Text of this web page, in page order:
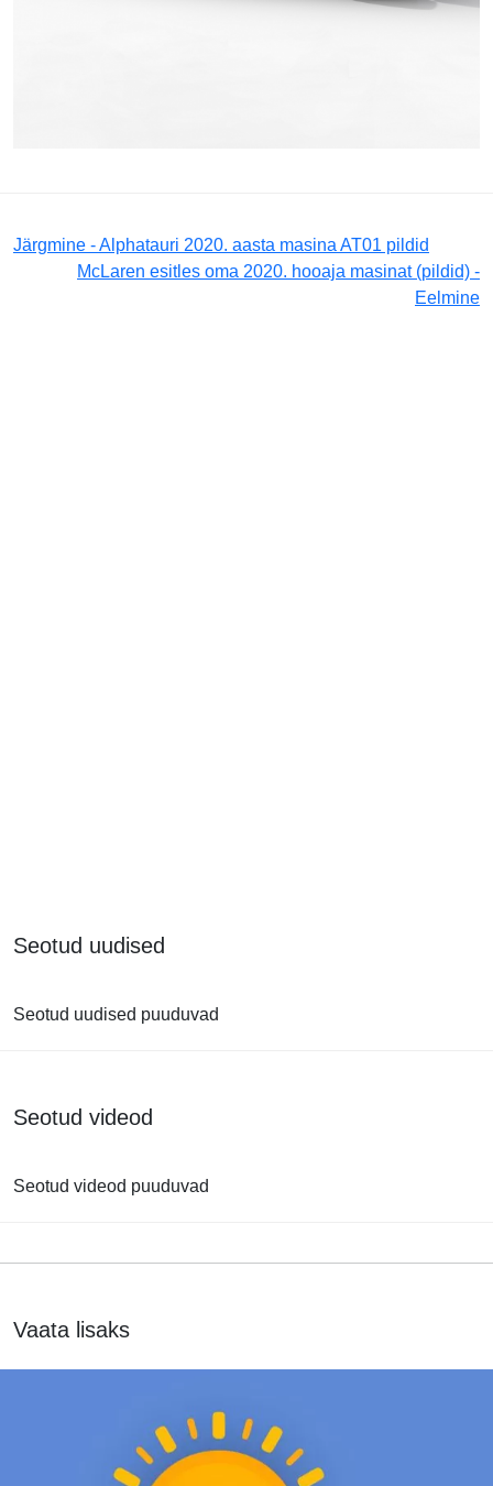
Järgmine - Alphatauri 2020. aasta masina AT01 pildid
McLaren esitles oma 2020. hooaja masinat (pildid) -
Eelmine
Seotud uudised
Seotud uudised puuduvad
Seotud videod
Seotud videod puuduvad
Vaata lisaks